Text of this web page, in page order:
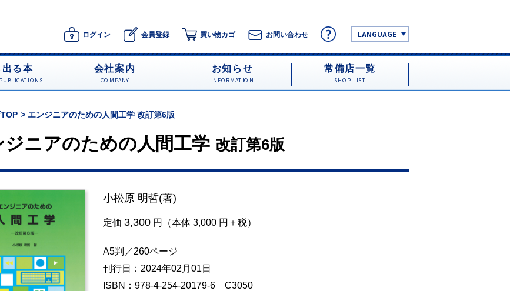
ログイン 会員登録 買い物カゴ お問い合わせ LANGUAGE
る本 会社案内
COMPANY
お知らせ
INFORMATION
常備店一覧
SHOP LIST
エンジニアのための人間工学 改訂第6版
ジニアのための人間工学 改訂第6版
小松原 明哲(著)
定価 3,300 円（本体 3,000 円＋税）
A5判／260ページ
刊行日：2024年02月01日
ISBN：978-4-254-20179-6 C3050